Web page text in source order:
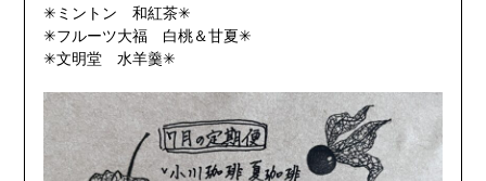
✳︎ミントン 和紅茶✳︎
✳︎フルーツ大福 白桃＆甘夏✳︎
✳︎文明堂 水羊羹✳︎